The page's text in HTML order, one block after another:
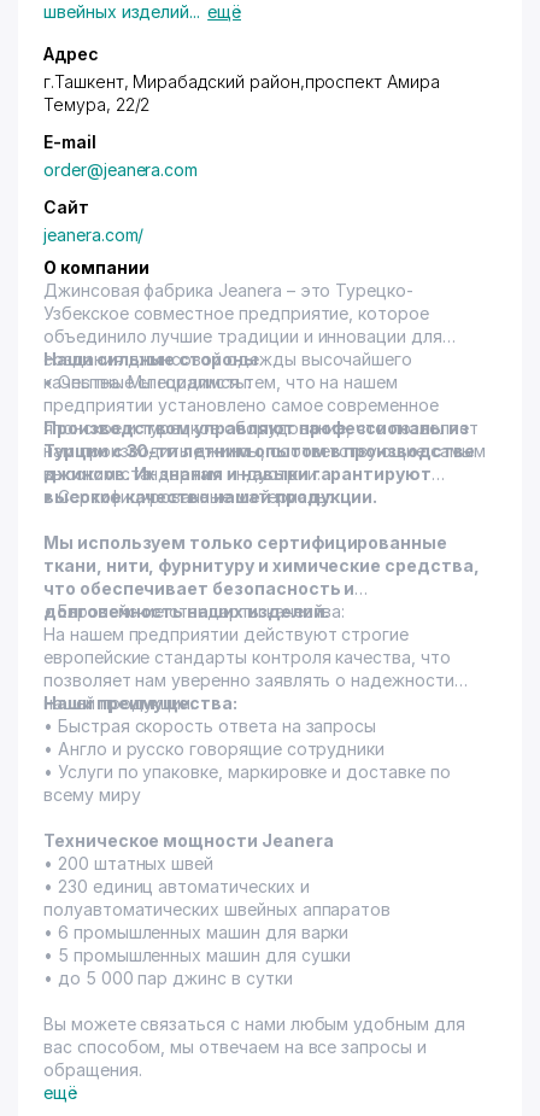
швейных изделий... ещё
Адрес
г.Ташкент, Мирабадский район,проспект Амира
Темура, 22/2
E-mail
order@jeanera.com
Сайт
jeanera.com/
О компании
Джинсовая фабрика Jeanera – это Турецко-
Узбекское совместное предприятие, которое
объединило лучшие традиции и инновации для
создания джинсовой одежды высочайшего
качества. Мы гордимся тем, что на нашем
предприятии установлено самое современное
японское и турецкое оборудование, что позволяет
нам производить джинсы, соответствующие самым
высоким стандартам индустрии.
Наши сильные стороны
• Опытные специалисты:
Производством управляют профессионалы из
Турции с 30-ти летним опытом в производстве
джинсов. Их знания и навыки гарантируют
высокое качество нашей продукции.
• Сертифицированные материалы:
Мы используем только сертифицированные
ткани, нити, фурнитуру и химические средства,
что обеспечивает безопасность и
долговечность наших изделий.
• Европейские стандарты качества:
На нашем предприятии действуют строгие
европейские стандарты контроля качества, что
позволяет нам уверенно заявлять о надежности
нашей продукции.
Наши преимущества:
• Быстрая скорость ответа на запросы
• Англо и русско говорящие сотрудники
• Услуги по упаковке, маркировке и доставке по
всему миру
Техническое мощности Jeanera
• 200 штатных швей
• 230 единиц автоматических и
полуавтоматических швейных аппаратов
• 6 промышленных машин для варки
• 5 промышленных машин для сушки
• до 5 000 пар джинс в сутки
Вы можете связаться с нами любым удобным для
вас способом, мы отвечаем на все запросы и
обращения.
ещё